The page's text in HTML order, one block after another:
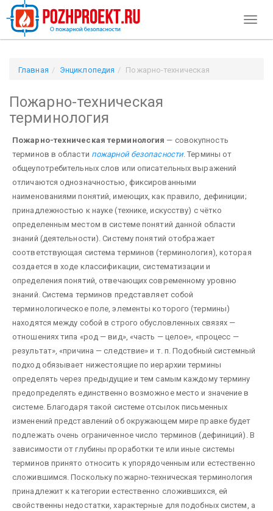
Главная Энциклопедия
Пожарно-техническая
Пожарно-техническая
терминология
Пожарно-техническая терминология — совокупность
терминов в области пожарной безопасности. Термины от
общеупотребительных слов или описательных выражений
отличаются однозначностью, фиксированными
наименованиями понятий, имеющих, как правило, дефиниции;
принадлежностью к науке (технике, искусству) с чётко
определенным местом в системе понятий данной области
знаний (деятельности). Систему понятий отображает
соответствующая система терминов (терминология), которая
создается в ходе классификации, систематизации и
определения понятий, отвечающих современному уровню
знаний. Система терминов представляет собой
терминологическое поле, элементы которого (термины)
находятся между собой в строго обусловленных связях —
отношениях типа «род — вид», «часть — целое», «процесс —
результат», «причина — следствие» и т. п. Подобный системный
подход обязывает нижестоящие по иерархии термины
определять через предыдущие и тем самым каждому термину
предопределять единственно возможное место и значение в
системе. Благодаря такой системе отсылок письменных
изменений представлений об окружающем мире правке будет
подлежать очень ограниченное число терминов (дефиниций). В
зависимости от глубины проработки те или иные системы
терминов принято относить к упорядоченным или естественно
сложившимся. Поскольку пожарно-техническая терминология
принадлежит к категории естественно сложившихся, ей
свойственны недостатки, характерные для подобных систем, а